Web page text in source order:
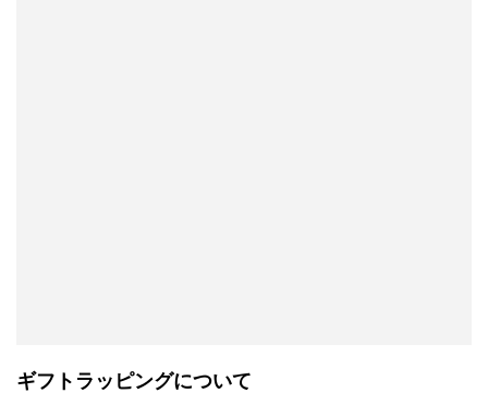
ギフトラッピングについて